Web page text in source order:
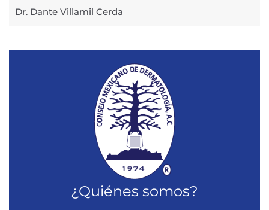
Dr. Dante Villamil Cerda
¿Quiénes somos?